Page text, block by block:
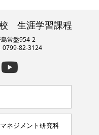
生涯学習課程
島常盤954-2
82-3124
ネジメント研究科